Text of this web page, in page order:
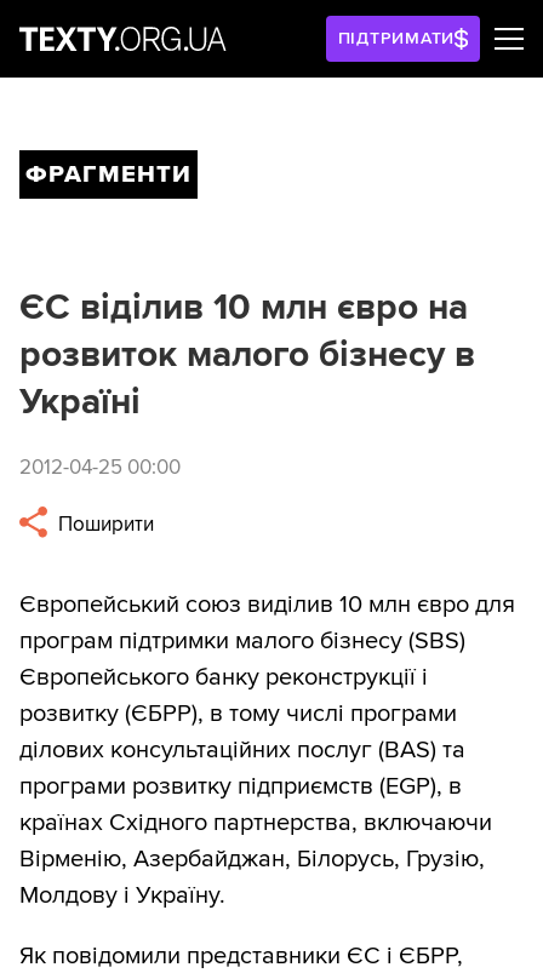
ПІДТРИМАТИ
ФРАГМЕНТИ
ЄС віділив 10 млн євро на
розвиток малого бізнесу в
Україні
2012-04-25 00:00
Поширити
Європейський союз виділив 10 млн євро для
програм підтримки малого бізнесу (SBS)
Європейського банку реконструкції і
розвитку (ЄБРР), в тому числі програми
ділових консультаційних послуг (BAS) та
програми розвитку підприємств (EGP), в
країнах Східного партнерства, включаючи
Вірменію, Азербайджан, Білорусь, Грузію,
Молдову і Україну.
Як повідомили представники ЄС і ЄБРР,